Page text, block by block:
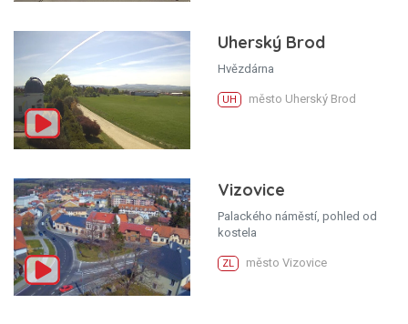
Uherský Brod
Hvězdárna
UH město Uherský Brod
Vizovice
Palackého náměstí, pohled od
kostela
ZL město Vizovice